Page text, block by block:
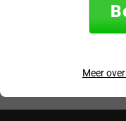
Verzending &
Meer